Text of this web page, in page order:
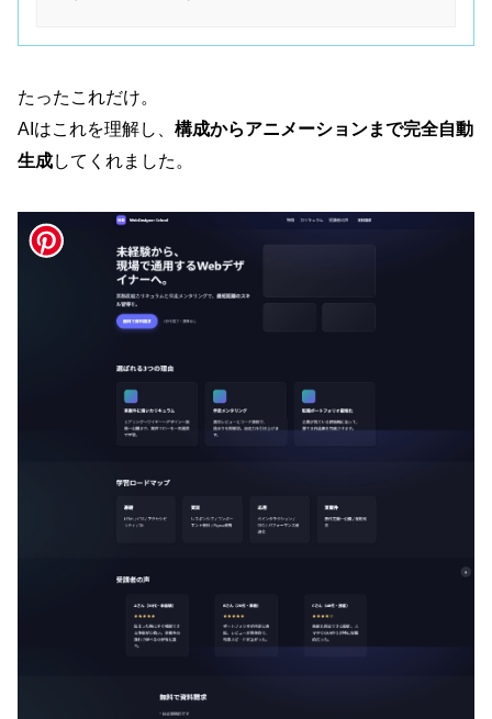
たったこれだけ。
AIはこれを理解し、 構成からアニメーションまで完全自動
生成してくれました。